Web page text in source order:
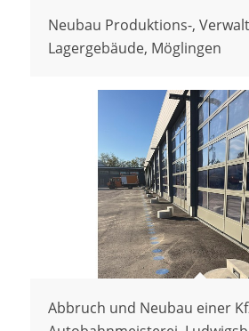
Neubau Produktions-,
Lagergebäude, Möglingen
Abbruch und Neubau einer